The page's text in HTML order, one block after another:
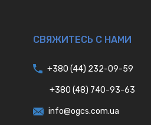
СВЯЖИТЕСЬ С НАМИ
+380 (44) 232-09-59
+380 (48) 740-93-63
info@ogcs.com.ua